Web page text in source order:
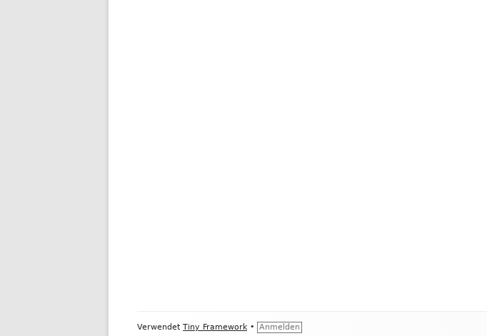
Footer
Verwendet Tiny Framework • Anmelden